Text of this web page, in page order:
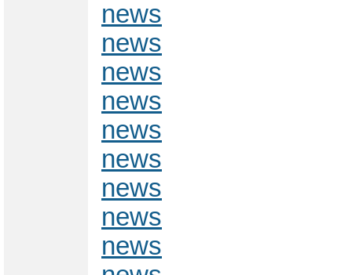
news
news
news
news
news
news
news
news
news